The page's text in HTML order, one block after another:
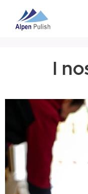
I